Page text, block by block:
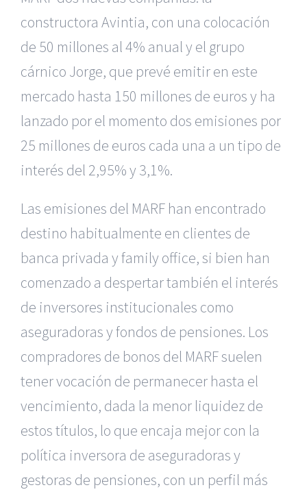
constructora Avintia, con una colocación
de 50 millones al 4% anual y el grupo
cárnico Jorge, que prevé emitir en este
mercado hasta 150 millones de euros y ha
lanzado por el momento dos emisiones por
25 millones de euros cada una a un tipo de
interés del 2,95% y 3,1%.
Las emisiones del MARF han encontrado
destino habitualmente en clientes de
banca privada y family office, si bien han
comenzado a despertar también el interés
de inversores institucionales como
aseguradoras y fondos de pensiones. Los
compradores de bonos del MARF suelen
tener vocación de permanecer hasta el
vencimiento, dada la menor liquidez de
estos títulos, lo que encaja mejor con la
política inversora de aseguradoras y
gestoras de pensiones, con un perfil más